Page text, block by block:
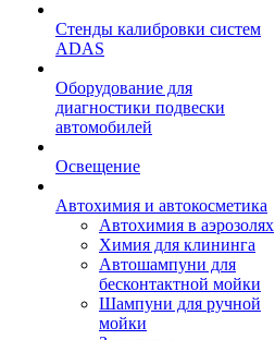
Стенды калибровки систем
ADAS
Оборудование для
диагностики подвески
автомобилей
Освещение
Автохимия и автокосметика
Автохимия в аэрозолях
Химия для клининга
Автошампуни для
бесконтактной мойки
Шампуни для ручной
мойки